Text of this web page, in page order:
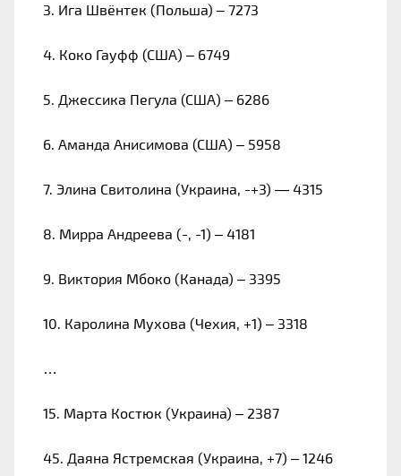
3. Ига Швёнтек (Польша) – 7273
4. Коко Гауфф (США) – 6749
5. Джессика Пегула (США) – 6286
6. Аманда Анисимова (США) – 5958
7. Элина Свитолина (Украина, -+3) — 4315
8. Мирра Андреева (-, -1) – 4181
9. Виктория Мбоко (Канада) – 3395
10. Каролина Мухова (Чехия, +1) – 3318
…
15. Марта Костюк (Украина) – 2387
45. Даяна Ястремская (Украина, +7) – 1246